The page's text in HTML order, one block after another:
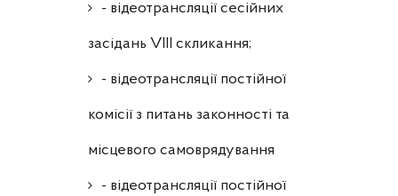
- відеотрансляції сесійних
засідань VIII скликання;
- відеотрансляції постійної
комісії з питань законності та
місцевого самоврядування
- відеотрансляції постійної